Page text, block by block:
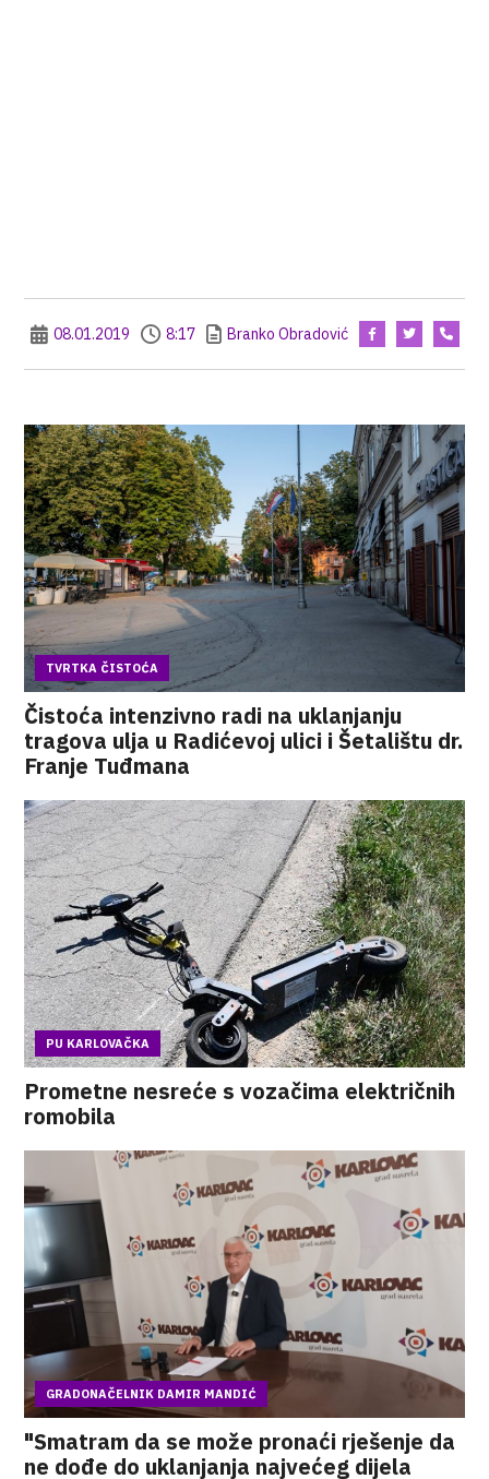
08.01.2019 8:17 Branko Obradović
TVRTKA ČISTOĆA
Čistoća intenzivno radi na uklanjanju
tragova ulja u Radićevoj ulici i Šetalištu dr.
Franje Tuđmana
PU KARLOVAČKA
Prometne nesreće s vozačima električnih
romobila
GRADONAČELNIK DAMIR MANDIĆ
"Smatram da se može pronaći rješenje da
ne dođe do uklanjanja najvećeg dijela